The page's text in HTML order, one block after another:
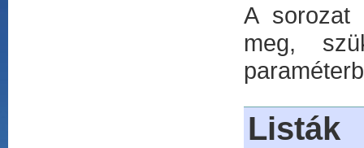
A sorozat
meg,
Listák